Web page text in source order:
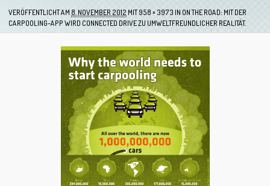
VERÖFFENTLICHT AM 8. NOVEMBER 2012 MIT958 × 3973 IN ON THE ROAD: MIT DER
CARPOOLING-APP WIRD CONNECTED DRIVE ZU UMWELTFREUNDLICHER REALITÄT.